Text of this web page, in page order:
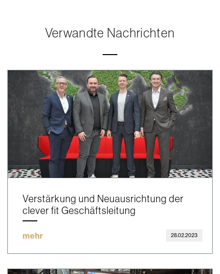
Verwandte Nachrichten
Verstärkung und Neuausrichtung der
clever fit Geschäftsleitung
mehr 28.02.2023